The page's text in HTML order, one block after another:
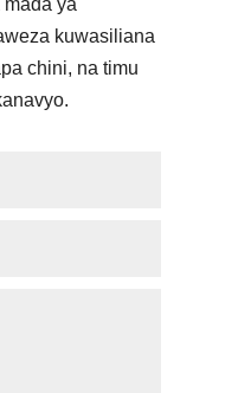
kuwasiliana
chini, na timu